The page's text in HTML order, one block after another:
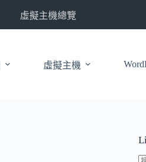
虛擬主機總覽
虛擬主機